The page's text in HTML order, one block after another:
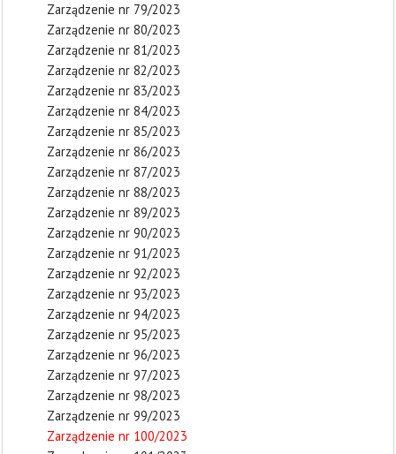
Zarządzenie nr 79/2023
Zarządzenie nr 80/2023
Zarządzenie nr 81/2023
Zarządzenie nr 82/2023
Zarządzenie nr 83/2023
Zarządzenie nr 84/2023
Zarządzenie nr 85/2023
Zarządzenie nr 86/2023
Zarządzenie nr 87/2023
Zarządzenie nr 88/2023
Zarządzenie nr 89/2023
Zarządzenie nr 90/2023
Zarządzenie nr 91/2023
Zarządzenie nr 92/2023
Zarządzenie nr 93/2023
Zarządzenie nr 94/2023
Zarządzenie nr 95/2023
Zarządzenie nr 96/2023
Zarządzenie nr 97/2023
Zarządzenie nr 98/2023
Zarządzenie nr 99/2023
Zarządzenie nr 100/2023